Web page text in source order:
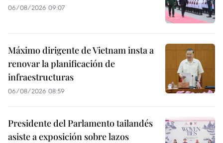
06/08/2026 09:07
Máximo dirigente de Vietnam insta a
renovar la planificación de
infraestructuras
06/08/2026 08:59
Presidente del Parlamento tailandés
asiste a exposición sobre lazos